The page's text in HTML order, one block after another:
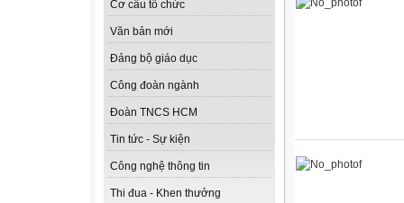
Cơ cấu tổ chức
Văn bản mới
Đảng bộ giáo dục
Công đoàn ngành
Đoàn TNCS HCM
Tin tức - Sự kiện
Công nghệ thông tin
Thi đua - Khen thưởng